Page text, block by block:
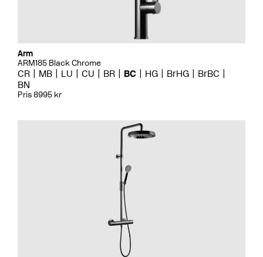
Arm
ARM185 Black Chrome
CR MB LU CU BR BC HG BrHG
BrBC
BN
Pris 8995 kr